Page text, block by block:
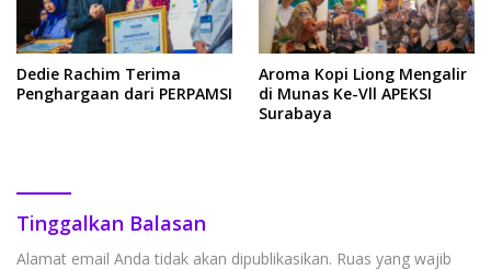
Dedie Rachim Terima
Penghargaan dari PERPAMSI
Aroma Kopi Liong Mengalir
di Munas Ke-Vll APEKSI
Surabaya
Tinggalkan Balasan
Alamat email Anda tidak akan dipublikasikan. Ruas yang wajib